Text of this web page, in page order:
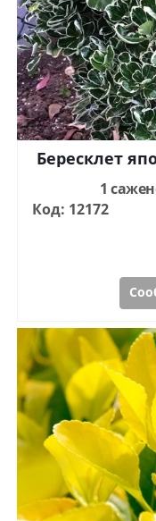
Бересклет
1
Код: 12172